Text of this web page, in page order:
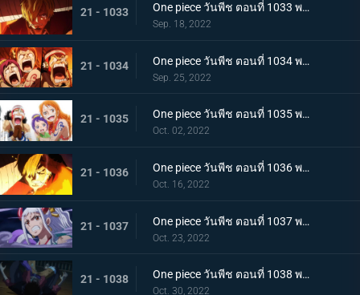
21 - 1033 One piece วันพีช ตอนที่ 1033 พากย์ไทย ชี้ขาด หมัดราชันย์เร่งความเร็วของลูฟี่
Sep. 18, 2022
21 - 1034 One piece วันพีช ตอนที่ 1034 พากย์ไทย ลูฟี่พ่ายแพ้! กลุ่มหมวกฟางตกที่นั่งลำบาก
Sep. 25, 2022
21 - 1035 One piece วันพีช ตอนที่ 1035 พากย์ไทย ร้อยอสูรเหยียบย่ำ สิ้นสมัยตระกูลโคสึกิ
Oct. 02, 2022
21 - 1036 One piece วันพีช ตอนที่ 1036 พากย์ไทย ต่อต้านคืนมืดมิด โชกุนใหญ่แคว้นวะกู่ก้อง
Oct. 16, 2022
21 - 1037 One piece วันพีช ตอนที่ 1037 พากย์ไทย เชื่อในลูฟี่สิ! พันธมิตรเปิดฉากโต้กลับ
Oct. 23, 2022
21 - 1038 One piece วันพีช ตอนที่ 1038 พากย์ไทย ท่าไม้ตายของนามิ! ศึกเสี่ยงตายของโอทามะ
Oct. 30, 2022